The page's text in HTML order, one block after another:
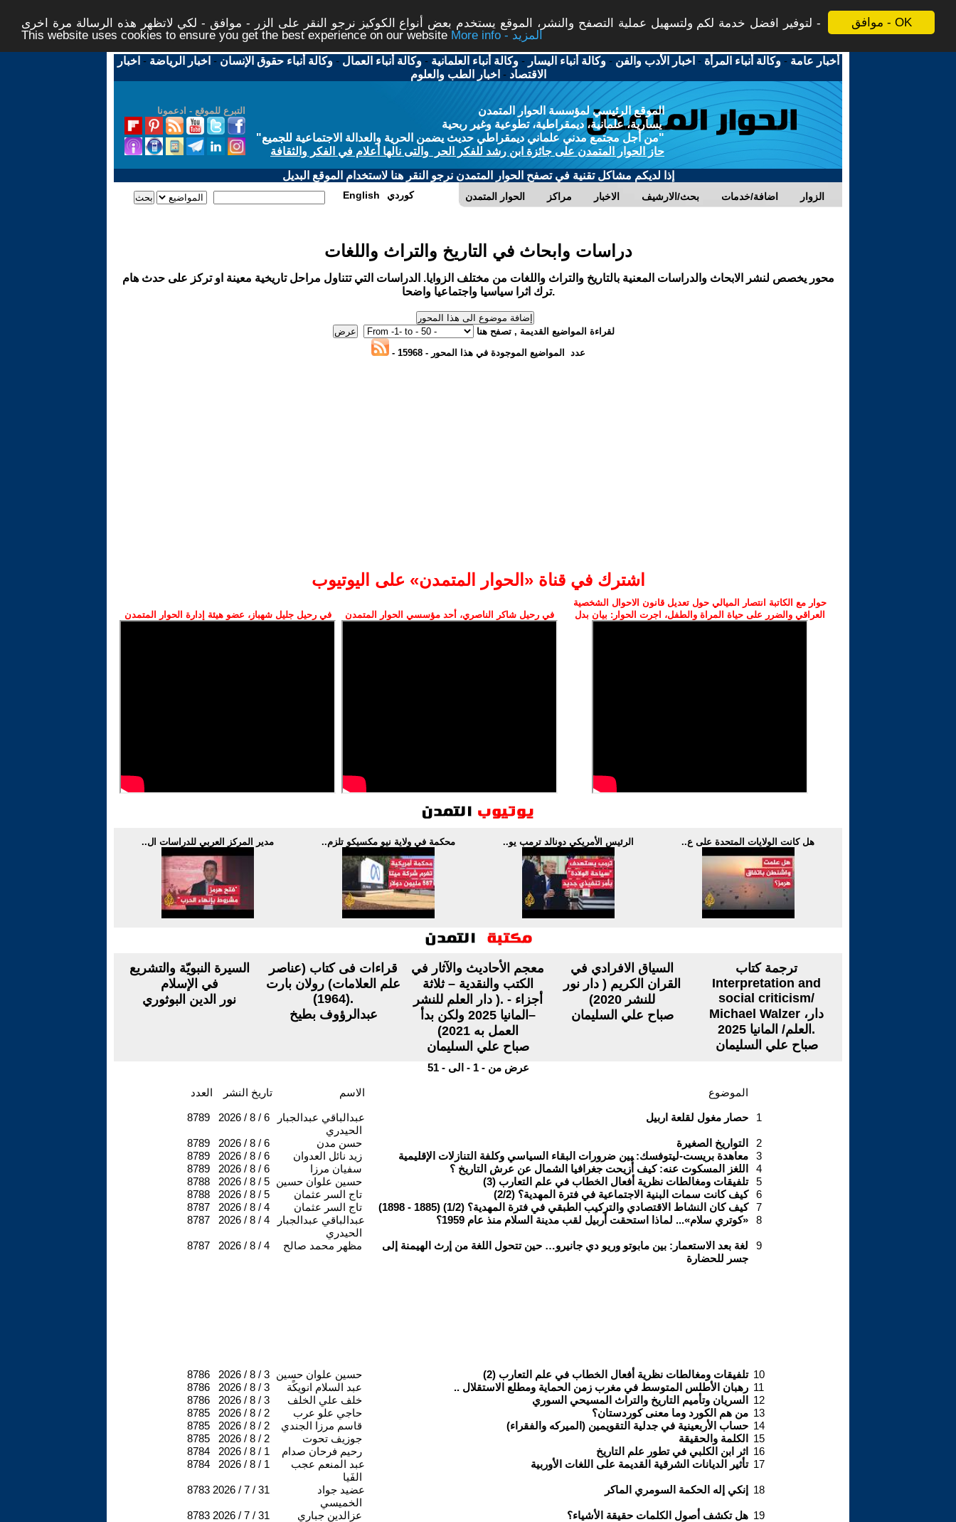
موافق - OK
لتوفير افضل خدمة لكم ولتسهيل عملية التصفح والنشر، الموقع يستخدم بعض أنواع الكوكيز نرجو النقر على الزر - موافق - لكي لاتظهر هذه الرسالة مرة اخرى -
This website uses cookies to ensure you get the best experience on our website
More info - المزيد
أخبار عامة -وكالة أنباء المرأة - اخبار الأدب والفن -وكالة أنباء اليسار -وكالة أنباء العلمانية -وكالة أنباء العمال -وكالة أنباء حقوق الإنسان - اخبار الرياضة - اخبار
الاقتصاد - اخبار الطب والعلوم
التبرع للموقع - ادعمونا
الموقع الرئيسي لمؤسسة الحوار المتمدن
يسارية، علمانية، ديمقراطية، تطوعية وغير ربحية
"من أجل مجتمع مدني علماني ديمقراطي حديث يضمن الحرية والعدالة الاجتماعية للجميع"
حاز الحوار المتمدن على جائزة ابن رشد للفكر الحر والتى نالها أعلام في الفكر والثقافة
إذا لديكم مشاكل تقنية في تصفح الحوار المتمدن نرجو النقر هنا لاستخدام الموقع البديل
الحوار المتمدن مراكز الاخبار بحث/الارشيف اضافة/خدمات الزوار English كوردي
دراسات وابحاث في التاريخ والتراث واللغات
محور يخصص لنشر الابحاث والدراسات المعنية بالتاريخ والتراث واللغات من مختلف الزوايا. الدراسات التي تتناول مراحل تاريخية معينة او تركز على حدث هام
ترك اثرا سياسيا واجتماعيا واضحا.
- 15968 - عدد المواضيع الموجودة في هذا المحور
اشترك في قناة ‫«الحوار المتمدن» على اليوتيوب
في رحيل جليل شهباز، عضو هيئة إدارة الحوار المتمدن في رحيل شاكر الناصري، أحد مؤسسي الحوار المتمدن
حوار مع الكاتبة انتصار الميالي حول تعديل قانون الاحوال الشخصية
العراقي والضرر على حياة المراة والطفل، اجرت الحوار: بيان بدل
مدير المركز العربي للدراسات ال.. محكمة في ولاية نيو مكسيكو تلزم.. الرئيس الأمريكي دونالد ترمب يو.. هل كانت الولايات المتحدة على ع..
السيرة النبويّة والتشريع
في الإسلام
نور الدين البوثوري
قراءات فى كتاب (عناصر
علم العلامات) رولان بارت
(1964).
عبدالرؤوف بطيخ
معجم الأحاديث والآثار في
الكتب والنقدية – ثلاثة
أجزاء - .( دار العلم للنشر
–المانيا 2025 ولكن بدأ
العمل به 2021)
صباح علي السليمان
السياق الافرادي في
القران الكريم ( دار نور
للنشر 2020)
صباح علي السليمان
ترجمة كتاب
Interpretation and
social criticism/
Michael Walzer ،دار
العلم/ المانيا 2025.
صباح علي السليمان
عرض من - 1 - الى - 51
العدد تاريخ النشر الاسم الموضوع
8789 2026 / 8 / 6
عبدالباقي عبدالجبار
الحيدري
حصار مغول لقلعة اربيل 1
8789 2026 / 8 / 6 حسن مدن التواريخ الصغيرة
2
8789
2026 / 8 / 6 زيد نائل العدوان معاهدة بريست-ليتوفسك: بين ضرورات البقاء السياسي وكلفة التنازلات الإقليمية
3
8789
2026 / 8 / 6 سفيان مرزا اللغز المسكوت عنه: كيف أُزيحت جغرافيا الشمال عن عرش التاريخ ؟
4
8788
2026 / 8 / 5 حسين علوان حسين تلفيقات ومغالطات نظرية أفعال الخطاب في علم التعارب (3)
5
8788
2026 / 8 / 5 تاج السر عثمان كيف كانت سمات البنية الاجتماعية في فترة المهدية؟ (2/2)
6
8787
2026 / 8 / 4 تاج السر عثمان كيف كان النشاط الاقتصادي والتركيب الطبقي في فترة المهدية؟ (1/2) (1885 - 1898)
7
8787
2026 / 8 / 4
عبدالباقي عبدالجبار
الحيدري
«كوتري سلام»... لماذا استحقت أربيل لقب مدينة السلام منذ عام 1959؟ 8
8787 2026 / 8 / 4 مظهر محمد صالح
لغة بعد الاستعمار: بين مابوتو وريو دي جانيرو… حين تتحول اللغة من إرث الهيمنة إلى
جسر للحضارة
9
8786 2026 / 8 / 3 حسين علوان حسين تلفيقات ومغالطات نظرية أفعال الخطاب في علم التعارب (2) 10
8786
2026 / 8 / 3 عبد السلام انويكًة رهبان الأطلس المتوسط في مغرب زمن الحماية ومطلع الاستقلال .. 11
8786
2026 / 8 / 3 خلف علي الخلف السريان وتأميم التاريخ والتراث المسيحي السوري
12
8785
2026 / 8 / 2 حاجي علو عرب من هم الكورد وما معنى كوردستان؟ 13
8785
2026 / 8 / 2 قاسم مرزا الجندي حساب الأربعينية في جدلية التقويمين (الميركه والفقراء) 14
8785
2026 / 8 / 2 جوزيف تحوت الكلمة والحقيقة
15
8784
2026 / 8 / 1 رحيم فرحان صدام اثر ابن الكلبي في تطور علم التاريخ
16
8784
2026 / 8 / 1
عبد المنعم عجب
الفَيا
تأثير الديانات الشرقية القديمة على اللغات الأوربية 17
8783 2026 / 7 / 31
عضيد جواد
الخميسي
إنكي إله الحكمة السومري الماكر 18
8783 2026 / 7 / 31 عزالدين جباري هل تكشف أصول الكلمات حقيقة الأشياء؟ 19